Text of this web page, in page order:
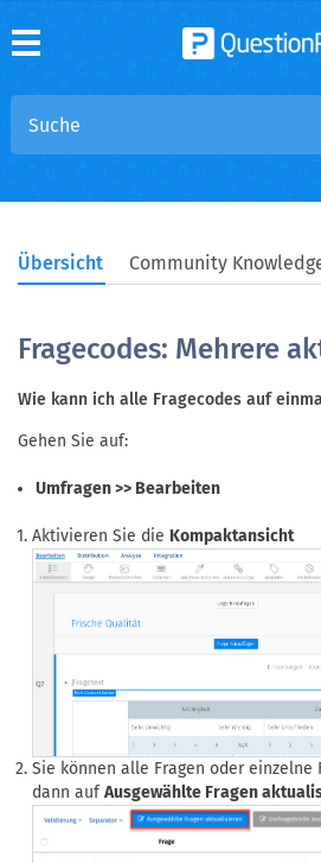
Übersicht Community
Fragecodes: Mehrere
Wie kann ich alle Fragecodes auf
Gehen Sie auf:
Umfragen >> Bearbeiten
Aktivieren Sie die Kompaktansicht
Sie können alle Fragen oder einzelne
dann aufAusgewählte Fragen